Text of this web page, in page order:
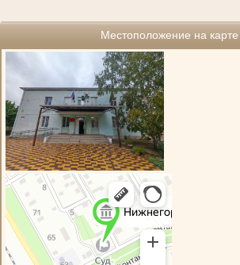
Местоположение на карте